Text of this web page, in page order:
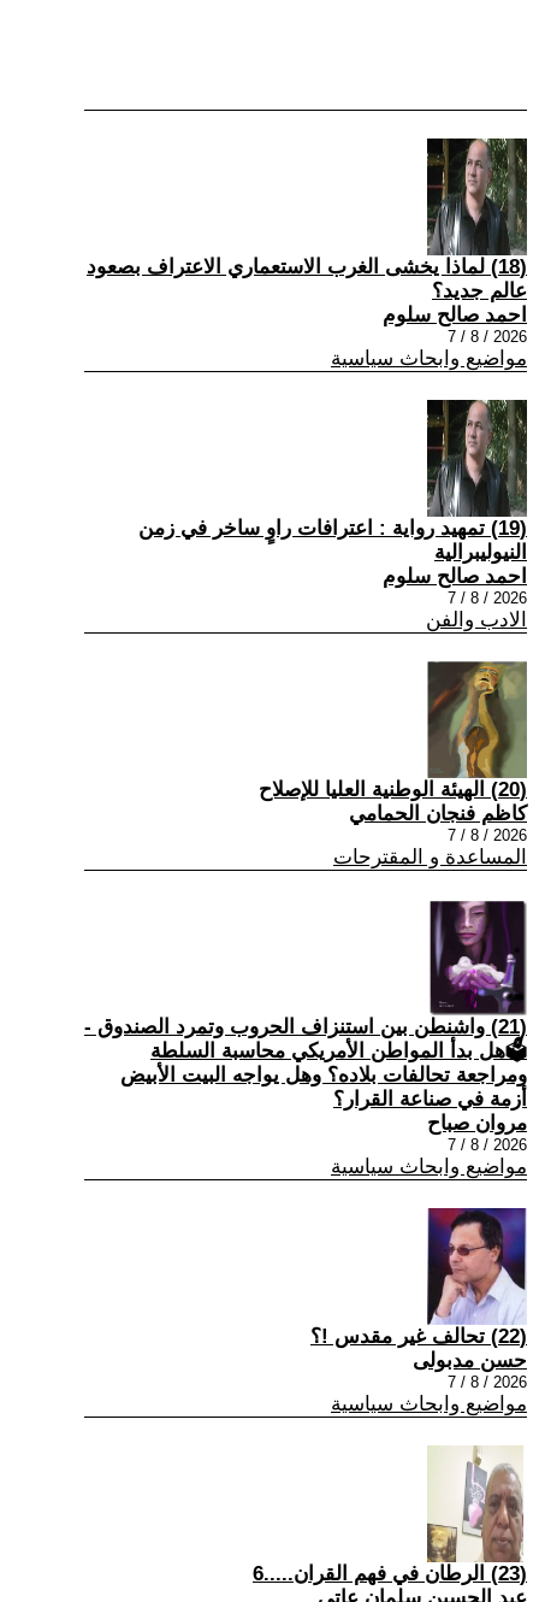
(18) لماذا يخشى الغرب الاستعماري الاعتراف بصعود
عالم جديد؟
احمد صالح سلوم
2026 / 8 / 7
مواضيع وابحاث سياسية
(19) تمهيد رواية : اعترافات راوٍ ساخر في زمن
النيوليبرالية
احمد صالح سلوم
2026 / 8 / 7
الادب والفن
(20) الهيئة الوطنية العليا للإصلاح
كاظم فنجان الحمامي
2026 / 8 / 7
المساعدة و المقترحات
(21) واشنطن بين استنزاف الحروب وتمرد الصندوق -
🗳هل بدأ المواطن الأمريكي محاسبة السلطة
ومراجعة تحالفات بلاده؟ وهل يواجه البيت الأبيض
أزمة في صناعة القرار؟
مروان صباح
2026 / 8 / 7
مواضيع وابحاث سياسية
(22) تحالف غير مقدس !؟
حسن مدبولى
2026 / 8 / 7
مواضيع وابحاث سياسية
(23) الرطان في فهم القران.....6